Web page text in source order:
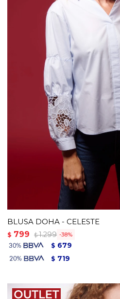
BLUSA DOHA - CELESTE
$ 799 $ 1.299 38
$ 679
$ 719